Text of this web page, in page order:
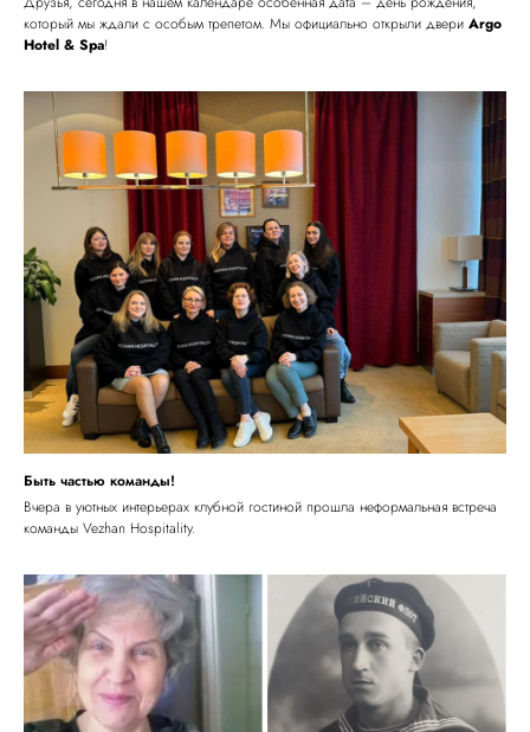
который мы ждали с особым трепетом. Мы официально открыли двери Argo
Hotel & Spa!
Быть частью команды!
Вчера в уютных интерьерах клубной гостиной прошла неформальная встреча
команды Vezhan Hospitality.